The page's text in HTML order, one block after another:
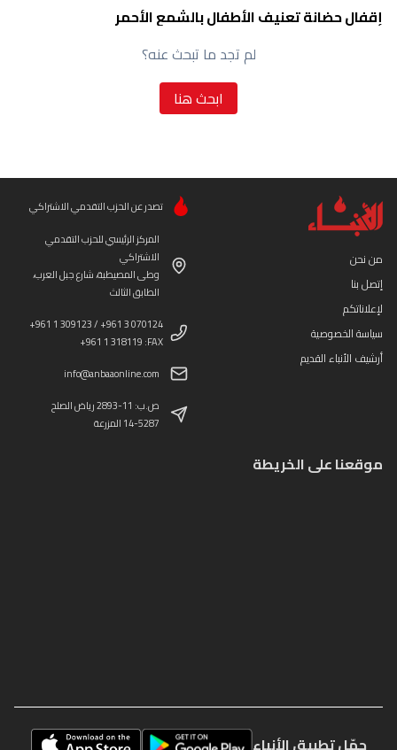
إقفال حضانة تعنيف الأطفال بالشمع الأحمر
لم تجد ما تبحث عنه؟
ابحث هنا
من نحن
إتصل بنا
لإعلاناتكم
سياسة الخصوصية
أرشيف الأنباء القديم
تصدر عن الحزب التقدمي الاشتراكي
المركز الرئيسي للحزب التقدمي
الاشتراكي
وطى المصيطبة، شارع جبل العرب،
الطابق الثالث
+961 1 309123 / +961 3 070124
+961 1 318119 :FAX
info@anbaaonline.com
ص.ب: 11-2893 رياض الصلح
14-5287 المزرعة
موقعنا على الخريطة